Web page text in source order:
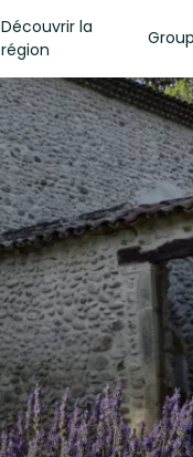
Découvrir la
région